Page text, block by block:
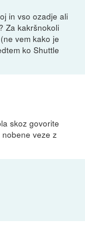
in vso ozadje ali
Za kakršnokoli
vem kako je
ko Shuttle
skoz govorite
veze z